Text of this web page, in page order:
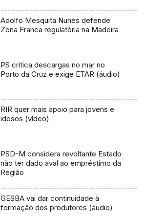
Adolfo Mesquita Nunes defende
Zona Franca regulatória na Madeira
PS critica descargas no mar no
Porto da Cruz e exige ETAR (áudio)
RIR quer mais apoio para jovens e
idosos (vídeo)
PSD-M considera revoltante Estado
não ter dado aval ao empréstimo da
Região
GESBA vai dar continuidade à
formação dos produtores (áudio)